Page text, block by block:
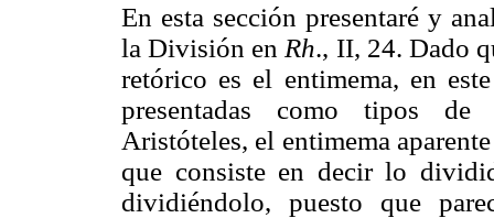
En esta sección presentaré y
la División en Rh., II, 24. Dado
retórico es el entimema, en
presentadas como tipos
Aristóteles, el entimema
que consiste en decir lo
dividiéndolo, puesto que